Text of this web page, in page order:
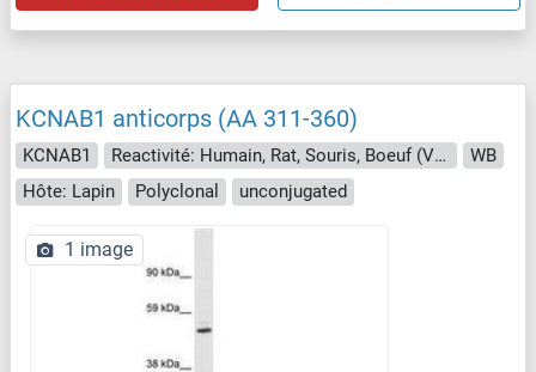
KCNAB1 anticorps (AA 311-360)
KCNAB1 Reactivité: Humain, Rat, Souris, Boeuf (Vache), Chien, Cobaye, Cheval, Lapin, Poisson zèbre (Danio rerio), Roussette (Chauve-souris), Singe, Porc
WB
Hôte: Lapin
Polyclonal unconjugated
1 image